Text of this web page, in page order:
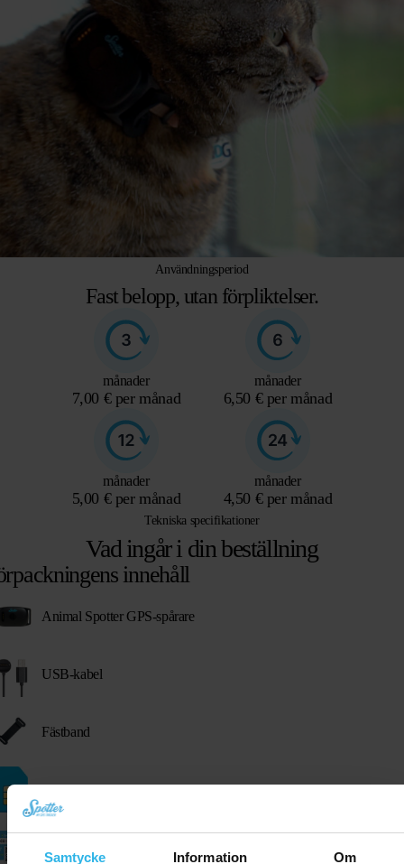
Samtycke Information Om
Användningsperiod
Fast belopp, utan förpliktelser.
månader
7,00 € per månad
månader
6,50 € per månad
månader
5,00 € per månad
månader
4,50 € per månad
Tekniska specifikationer
Vad ingår i din beställning
innehåll
Animal Spotter GPS-spårare
USB-kabel
Fästband
Förbetalt SIM-kort (finns redan i Spotter)